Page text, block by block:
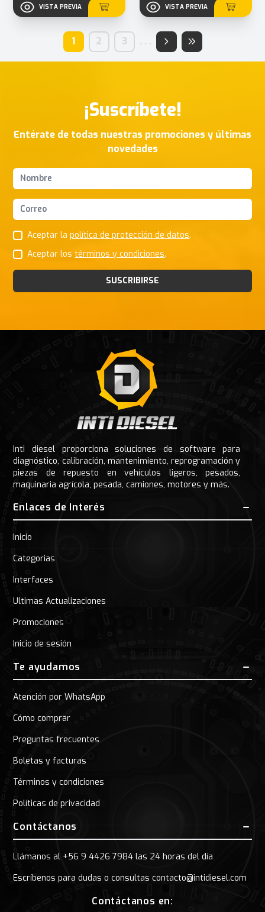
VISTA PREVIA VISTA PREVIA
1 2 3 . . .
¡Suscríbete!
Entérate de todas nuestras promociones y últimas
novedades
Nombres y apellidos
Correo Electrónico
Aceptar lapolítica de protección de datos.
Aceptar lostérminos y condiciones.
SUSCRIBIRSE
Inti diesel proporciona soluciones de software para
diagnóstico, calibración, mantenimiento, reprogramación y
piezas de repuesto en vehículos ligeros, pesados,
maquinaria agrícola, pesada, camiones, motores y más.
Enlaces de Interés
Inicio
Categorias
Interfaces
Ultimas Actualizaciones
Promociones
Inicio de sesión
Te ayudamos
Atención por WhatsApp
Cómo comprar
Preguntas frecuentes
Boletas y facturas
Términos y condiciones
Políticas de privacidad
Contáctanos
Llámanos al +56 9 4426 7984 las 24 horas del día
Escríbenos para dudas o consultas contacto@intidiesel.com
Contáctanos en: